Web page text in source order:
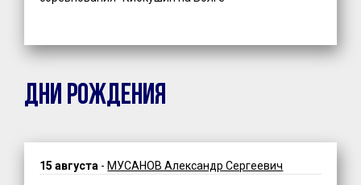
ДНИ РОЖДЕНИЯ
15 августа - МУСАНОВ Александр Сергеевич